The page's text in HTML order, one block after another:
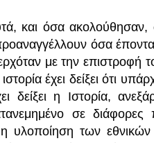
και όσα ακολούθησαν,
όσα
με την επιστροφή
έχει δείξει ότι
η Ιστορία,
σε διάφορες
υλοποίηση των εθνικών